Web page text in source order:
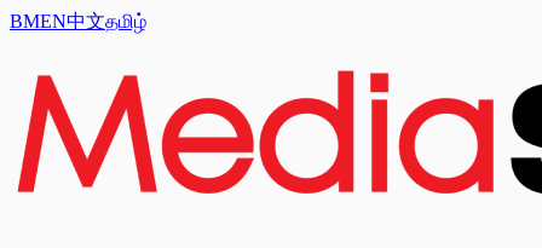
BMEN中文தமிழ்